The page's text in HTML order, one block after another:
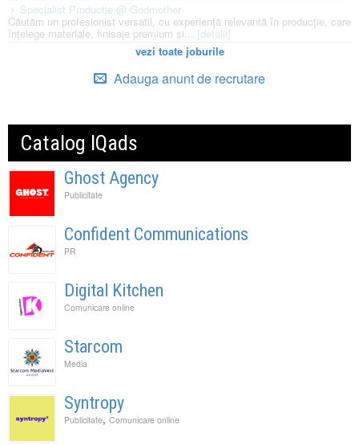
Specialist Productie @ Godmother
Căutăm un profesionist versatil, cu experiență relevantă în producție, care
înțelege materiale, finisaje premium și... [detalii]
vezi toate joburile
Adauga anunt de recrutare
Catalog IQads
Ghost Agency
Publicitate
Confident Communications
PR
Digital Kitchen
Comunicare online
Starcom
Media
Syntropy
Publicitate, Comunicare online